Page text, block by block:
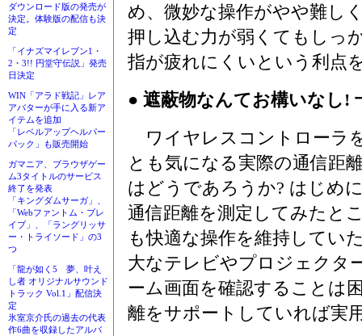
ダウンロード版の発売が
決定。体験版の配信も決
定
「イナズマイレブン1・
2・3!! 円堂守伝説」発売
日決定
WIN「アラド戦記」レア
アバターが手に入る新ア
イテムを追加
「レベルアップヘルパー
パック」も販売開始
ガマニア、ブラウザゲー
ム3タイトルのサービス
終了を発表
「キングダムサーガ」、
「Webファントム・ブレ
イブ」、「ラングリッサ
ー・トライソード」の3
つ
「龍が如く5 夢、叶え
し者 オリジナルサウンド
トラック Vol.1」配信決
定
氷室京介氏の過去の代表
作6曲を収録したアルバ
め、微妙な操作がやや難し
押し込む力が弱くてもしっ
指が疲れにくいという利点
● 遮蔽物なんてお構いなし!
ワイヤレスコントローラ
とも気になる実際の通信距
はどうであろうか? はじめ
通信距離を測定してみたと
も快適な操作を維持してい
大なテレビやプロジェクタ
ーム画面を確認することは
離をサポートしていれば実